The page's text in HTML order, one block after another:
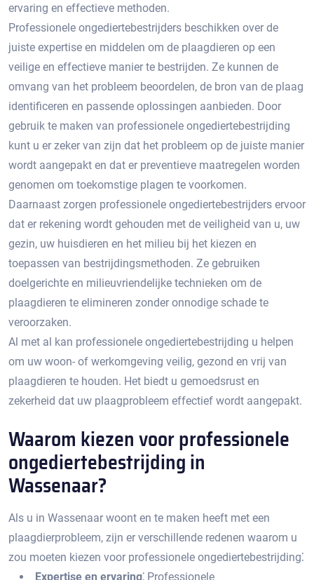
ervaring en effectieve methoden.​
Professionele ongediertebestrijders beschikken over de
juiste expertise en middelen om de plaagdieren op een
veilige en effectieve manier te bestrijden. Ze kunnen de
omvang van het probleem beoordelen, de bron van de plaag
identificeren en passende oplossingen aanbieden. Door
gebruik te maken van professionele ongediertebestrijding
kunt u er zeker van zijn dat het probleem op de juiste manier
wordt aangepakt en dat er preventieve maatregelen worden
genomen om toekomstige plagen te voorkomen.​
Daarnaast zorgen professionele ongediertebestrijders ervoor
dat er rekening wordt gehouden met de veiligheid van u, uw
gezin, uw huisdieren en het milieu bij het kiezen en
toepassen van bestrijdingsmethoden.​ Ze gebruiken
doelgerichte en milieuvriendelijke technieken om de
plaagdieren te elimineren zonder onnodige schade te
veroorzaken.​
Al met al kan professionele ongediertebestrijding u helpen
om uw woon- of werkomgeving veilig, gezond en vrij van
plaagdieren te houden.​ Het biedt u gemoedsrust en
zekerheid dat uw plaagprobleem effectief wordt aangepakt.
Waarom kiezen voor professionele
ongediertebestrijding in
Wassenaar?​
Als u in Wassenaar woont en te maken heeft met een
plaagdierprobleem, zijn er verschillende redenen waarom u
zou moeten kiezen voor professionele ongediertebestrijding⁚
Expertise en ervaring⁚ Professionele